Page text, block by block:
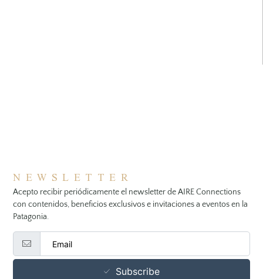
NEWSLETTER
Acepto recibir periódicamente el newsletter de AIRE Connections
con contenidos, beneficios exclusivos e invitaciones a eventos en la
Patagonia.
Subscribe